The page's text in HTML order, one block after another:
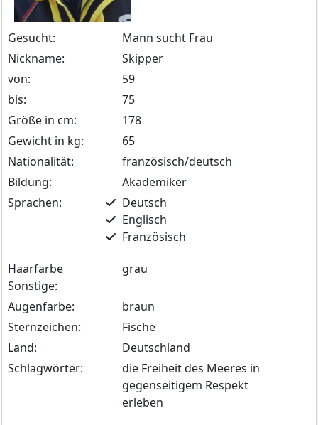
Gesucht:
Mann sucht Frau
Nickname:
Skipper
von:
59
bis:
75
Größe in cm:
178
Gewicht in kg:
65
Nationalität:
französisch/deutsch
Bildung:
Akademiker
Sprachen:
Deutsch
Englisch
Französisch
Haarfarbe
Sonstige:
grau
Augenfarbe:
braun
Sternzeichen:
Fische
Land:
Deutschland
Schlagwörter:
die Freiheit des Meeres in
gegenseitigem Respekt
erleben